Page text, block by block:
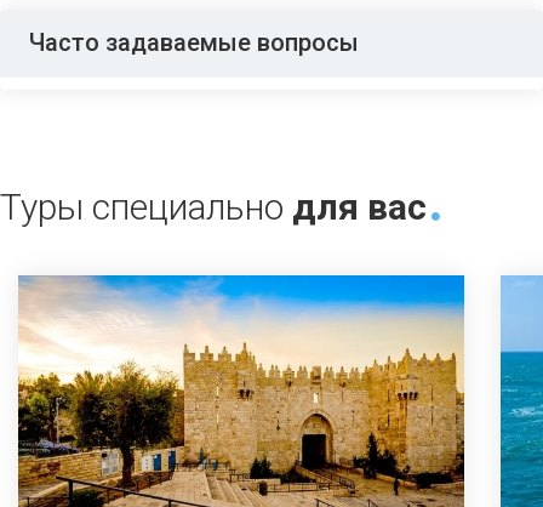
Часто задаваемые вопросы
Туры специально для вас